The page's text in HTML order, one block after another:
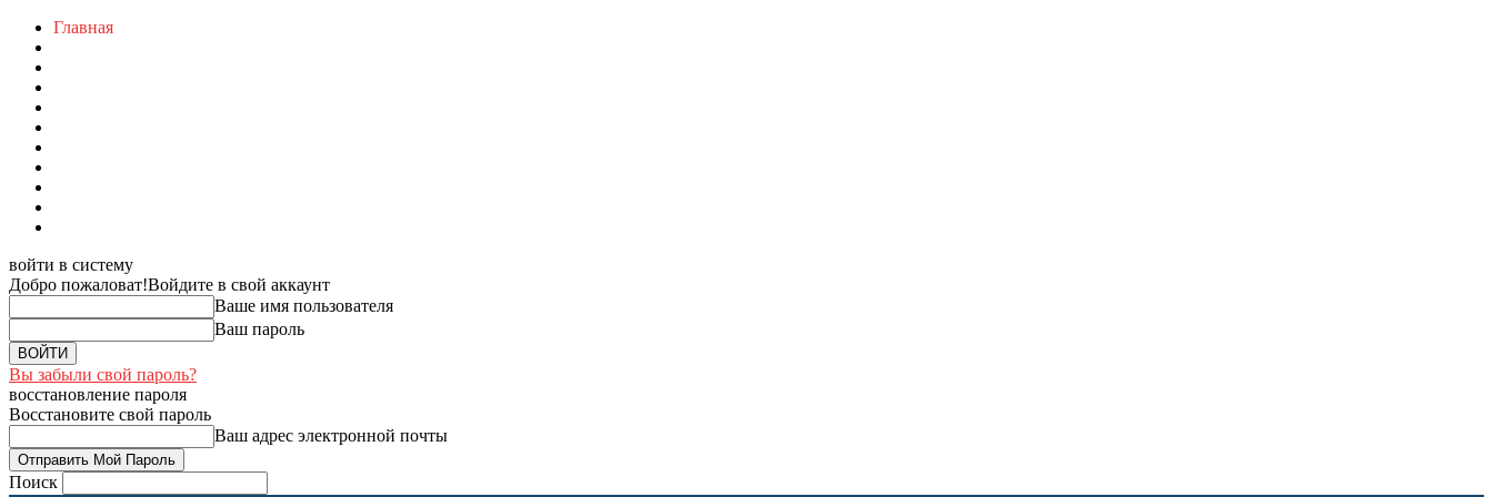
Главная
войти в систему
Добро пожаловат!Войдите в свой аккаунт
Ваше имя пользователя
Ваш пароль
Вы забыли свой пароль?
восстановление пароля
Восстановите свой пароль
Ваш адрес электронной почты
Поиск